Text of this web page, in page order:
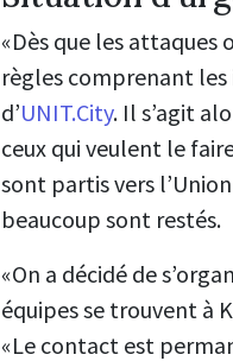
«Dès que les attaques
règles comprenant
d’UNIT.City. Il s’agit
ceux qui veulent le
sont partis vers
beaucoup sont restés.
«On a décidé de
équipes se trouvent à
«Le contact est